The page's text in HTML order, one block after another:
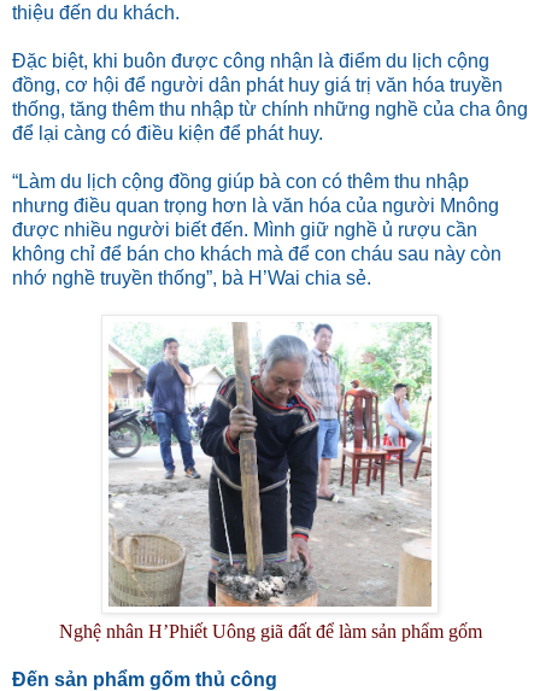
thiệu đến du khách.
Đặc biệt, khi buôn được công nhận là điểm du lịch cộng
đồng, cơ hội để người dân phát huy giá trị văn hóa truyền
thống, tăng thêm thu nhập từ chính những nghề của cha ông
để lại càng có điều kiện để phát huy.
“Làm du lịch cộng đồng giúp bà con có thêm thu nhập
nhưng điều quan trọng hơn là văn hóa của người Mnông
được nhiều người biết đến. Mình giữ nghề ủ rượu cần
không chỉ để bán cho khách mà để con cháu sau này còn
nhớ nghề truyền thống”, bà H’Wai chia sẻ.
Nghệ nhân H’Phiết Uông giã đất để làm sản phẩm gốm
Đến sản phẩm gốm thủ công